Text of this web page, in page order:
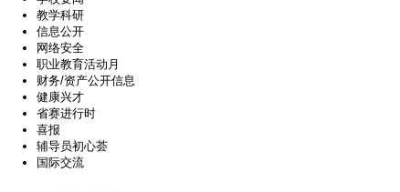
教学科研
信息公开
网络安全
职业教育活动月
财务/资产公开信息
健康兴才
省赛进行时
喜报
辅导员初心荟
国际交流